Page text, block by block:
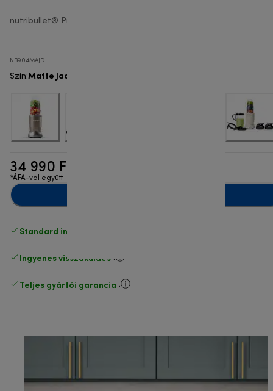
nutribullet® Pro 900
NB904MAJD
Szín:Matte Jade
34 990 Ft
*ÁFA-val együtt
Standard ingyenes kiszállítás
Ingyenes visszaküldés .
Teljes gyártói garancia .